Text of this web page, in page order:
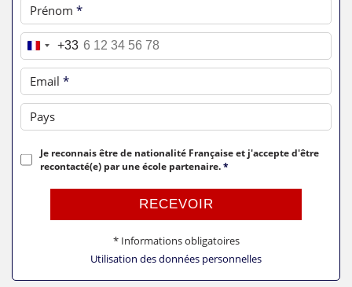
Prénom *
Téléphone *
+33
Email *
Pays
Je reconnais être de nationalité Française et j'accepte d'être
recontacté(e) par une école partenaire.*
RECEVOIR
* Informations obligatoires
Utilisation des données personnelles